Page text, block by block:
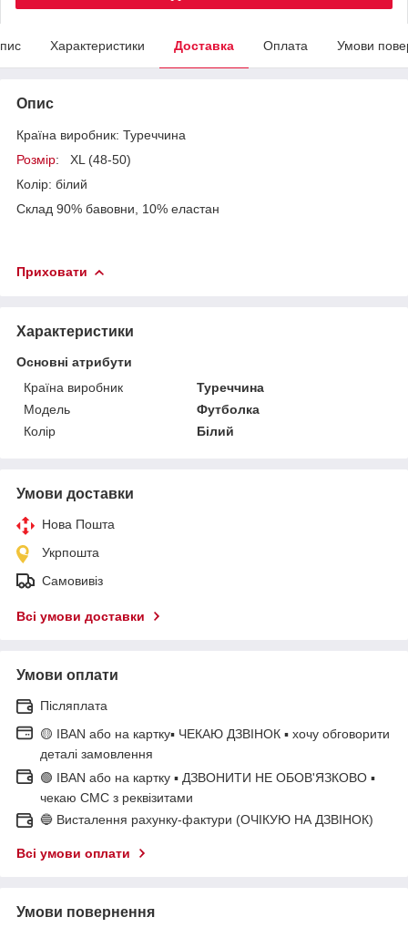
Характеристики Доставка Оплата Умови
Опис
Країна виробник: Туреччина
Розмір: XL (48-50)
Колір: білий
Склад 90% бавовни, 10% еластан
Приховати
Характеристики
Основні атрибути
Країна виробник
Туреччина
Модель
Футболка
Колір
Білий
Умови доставки
Нова Пошта
Укрпошта
Самовивіз
Всі умови доставки
Умови оплати
Післяплата
🟡 IBAN або на картку▪ ЧЕКАЮ ДЗВІНОК ▪ хочу обговорити
деталі замовлення
🟢 IBAN або на картку ▪ ДЗВОНИТИ НЕ ОБОВ'ЯЗКОВО ▪
чекаю СМС з реквізитами
🔵 Висталення рахунку-фактури (ОЧІКУЮ НА ДЗВІНОК)
Всі умови оплати
Умови повернення